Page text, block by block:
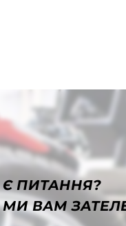
Є ПИТАННЯ?
МИ ВАМ